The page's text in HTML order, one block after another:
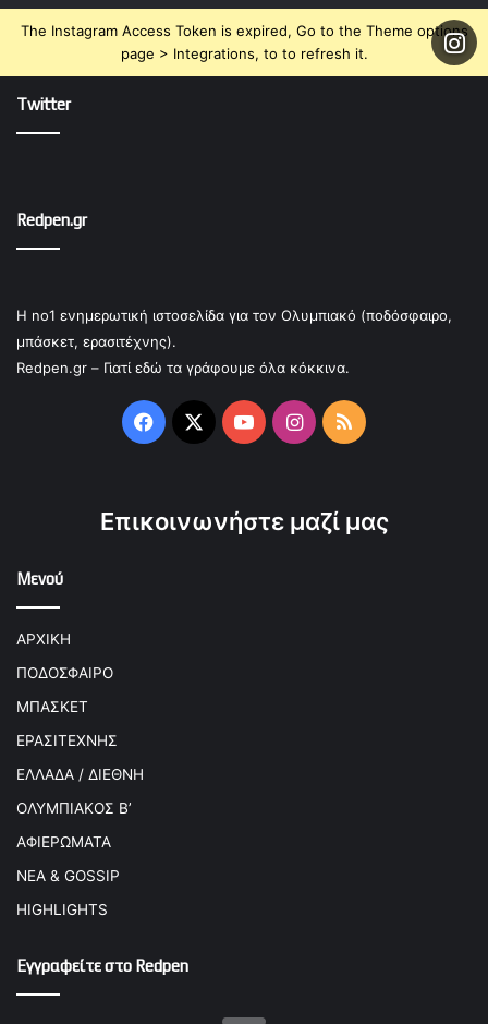
The Instagram Access Token is expired, Go to the Theme options
page > Integrations, to to refresh it.
Twitter
Redpen.gr
Η no1 ενημερωτική ιστοσελίδα για τον Ολυμπιακό (ποδόσφαιρο,
μπάσκετ, ερασιτέχνης).
Redpen.gr – Γιατί εδώ τα γράφουμε όλα κόκκινα.
Facebook
X YouTubeInstagram
RSS
Επικοινωνήστε μαζί μας
Μενού
ΑΡΧΙΚΗ
ΠΟΔΟΣΦΑΙΡΟ
ΜΠΑΣΚΕΤ
ΕΡΑΣΙΤΕΧΝΗΣ
ΕΛΛΑΔΑ / ΔΙΕΘΝΗ
ΟΛΥΜΠΙΑΚΟΣ Β’
ΑΦΙΕΡΩΜΑΤΑ
ΝΕΑ & GOSSIP
HIGHLIGHTS
Εγγραφείτε στο Redpen